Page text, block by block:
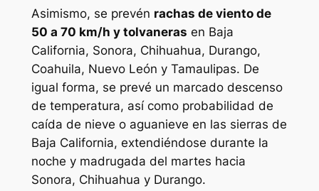
Asimismo, se prevén rachas de viento de
50 a 70 km/h y tolvaneras en Baja
California, Sonora, Chihuahua, Durango,
Coahuila, Nuevo León y Tamaulipas. De
igual forma, se prevé un marcado descenso
de temperatura, así como probabilidad de
caída de nieve o aguanieve en las sierras de
Baja California, extendiéndose durante la
noche y madrugada del martes hacia
Sonora, Chihuahua y Durango.